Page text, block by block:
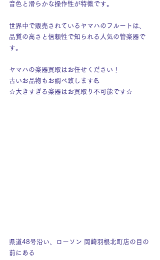
音色と滑らかな操作性が特徴です。
世界中で販売されているヤマハのフルートは、
品質の高さと信頼性で知られる人気の管楽器で
す。
ヤマハの楽器買取はお任せください！
古いお品物もお調べ致します💪
☆大きすぎる楽器はお買取り不可能です☆
県道48号沿い、ローソン 岡崎羽根北町店の目の
前にある